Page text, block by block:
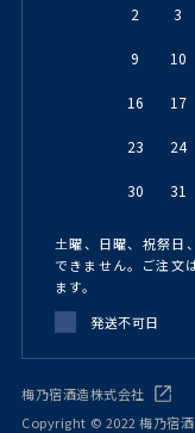
2 3
9 10
16 17
23 24
30 31
土曜、日曜、祝祭日
できません。ご注文
ます。
発送不可日
梅乃宿酒造株式会社
Copyright © 2022 梅乃宿